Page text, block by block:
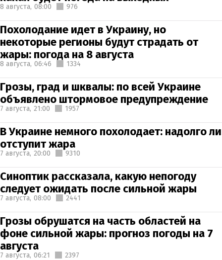
8 августа, 08:00 976
Похолодание идет в Украину, но
некоторые регионы будут страдать от
жары: погода на 8 августа
8 августа, 06:46 1334
Грозы, град и шквалы: по всей Украине
объявлено штормовое предупреждение
7 августа, 21:00 1957
В Украине немного похолодает: надолго ли
отступит жара
7 августа, 20:00 9310
Синоптик рассказала, какую непогоду
следует ожидать после сильной жары
7 августа, 08:00 2441
Грозы обрушатся на часть областей на
фоне сильной жары: прогноз погоды на 7
августа
7 августа, 06:21 2397